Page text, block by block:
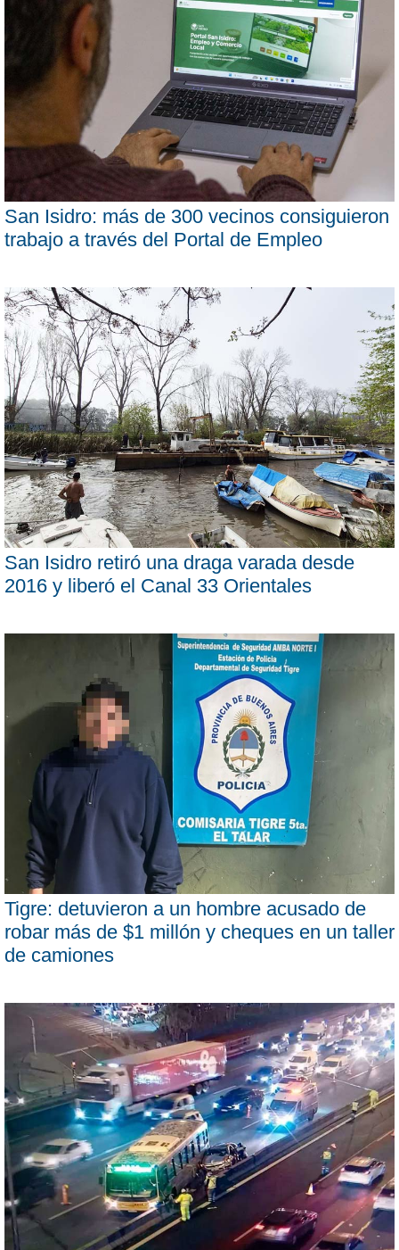
San Isidro: más de 300 vecinos consiguieron
trabajo a través del Portal de Empleo
San Isidro retiró una draga varada desde
2016 y liberó el Canal 33 Orientales
Tigre: detuvieron a un hombre acusado de
robar más de $1 millón y cheques en un taller
de camiones